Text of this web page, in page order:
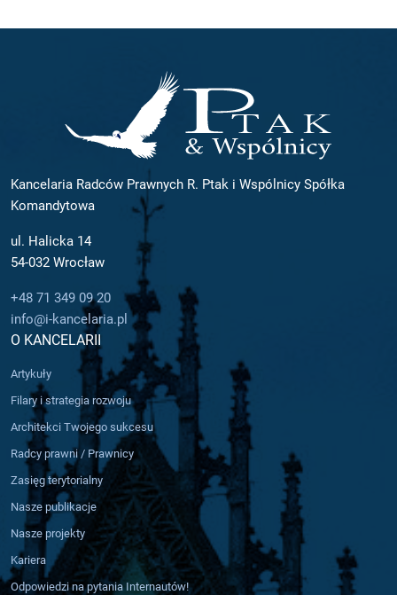
Kancelaria Radców Prawnych R. Ptak i Wspólnicy Spółka
Komandytowa
ul. Halicka 14
54-032 Wrocław
+48 71 349 09 20
info@i-kancelaria.pl
O KANCELARII
Artykuły
Filary i strategia rozwoju
Architekci Twojego sukcesu
Radcy prawni / Prawnicy
Zasięg terytorialny
Nasze publikacje
Nasze projekty
Kariera
Odpowiedzi na pytania Internautów!